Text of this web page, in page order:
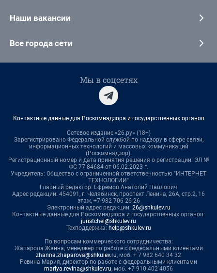
Наши вакансии
Все города сети
Мы в соцсетях
Контактные данные для Роскомнадзора и государственных органов
Сетевое издание «26.ру» (18+)
Зарегистрировано Федеральной службой по надзору в сфере связи,
информационных технологий и массовых коммуникаций
(Роскомнадзор).
Регистрационный номер и дата принятия решения о регистрации: ЭЛ №
ФС 77-84684 от 06.02.2023 г.
Учредитель: Общество с ограниченной ответственностью "ИНТЕРНЕТ
ТЕХНОЛОГИИ"
Главный редактор: Ефремов Анатолий Павлович
Адрес редакции: 454091, г. Челябинск, проспект Ленина, 26А, стр.2, 16
этаж, +7-982-706-26-26
Электронный адрес редакции: 26@shkulev.ru
Контактные данные для Роскомнадзора и государственных органов:
juristchel@shkulev.ru
Техподдержка: help@shkulev.ru
По вопросам коммерческого сотрудничества:
Жапарова Жанна, менеджер по работе с федеральными клиентами
zhanna.zhaparova@shkulev.ru, моб. + 7 982 640 34 32
Ревина Мария, директор по работе с федеральными клиентами
mariya.revina@shkulev.ru, моб. +7 910 402 4056